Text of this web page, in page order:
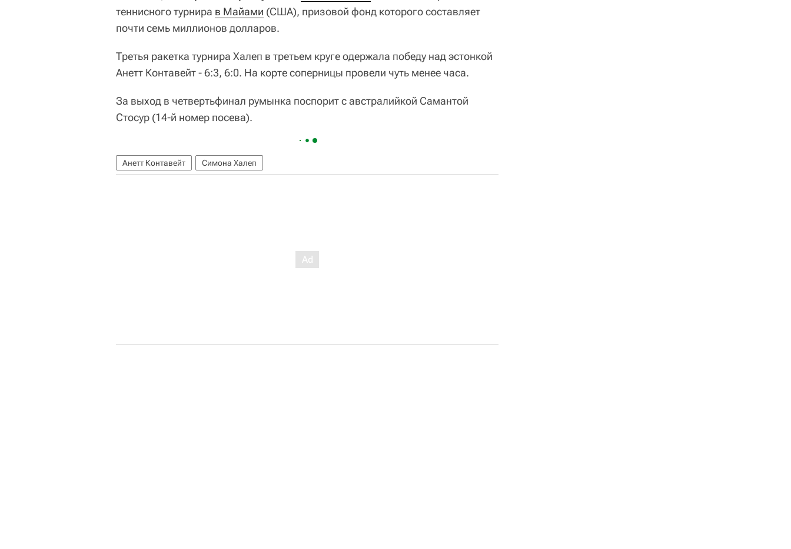
теннисного турнира в Майами (США), призовой фонд которого составляет
почти семь миллионов долларов.
Третья ракетка турнира Халеп в третьем круге одержала победу над эстонкой
Анетт Контавейт - 6:3, 6:0. На корте соперницы провели чуть менее часа.
За выход в четвертьфинал румынка поспорит с австралийкой Самантой
Стосур (14-й номер посева).
Анетт Контавейт Симона Халеп